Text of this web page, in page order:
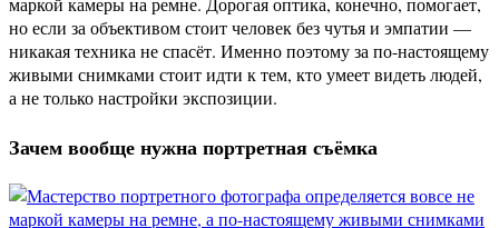
но если за объективом стоит человек без чутья и эмпатии —
никакая техника не спасёт. Именно поэтому за по-настоящему
живыми снимками стоит идти к тем, кто умеет видеть людей,
а не только настройки экспозиции.
Зачем вообще нужна портретная съёмка